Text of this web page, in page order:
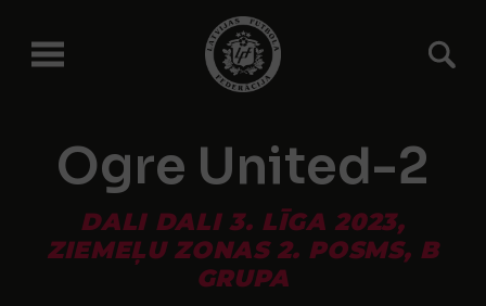
Ogre United-2
DALI DALI 3. LĪGA 2023,
ZIEMEĻU ZONAS 2. POSMS, B
GRUPA